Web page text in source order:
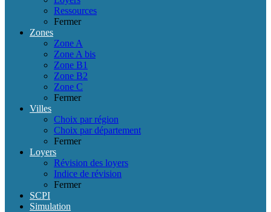
Ressources
Fermer
Zones
Zone A
Zone A bis
Zone B1
Zone B2
Zone C
Fermer
Villes
Choix par région
Choix par département
Fermer
Loyers
Révision des loyers
Indice de révision
Fermer
SCPI
Simulation